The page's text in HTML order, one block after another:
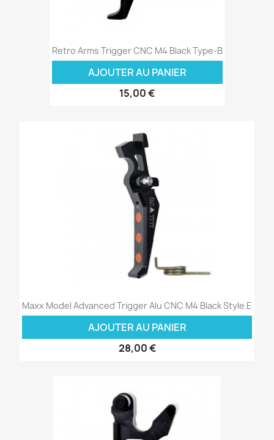
Retro Arms Trigger CNC M4 Black Type-B
AJOUTER AU PANIER
15,00 €
Maxx Model Advanced Trigger Alu CNC M4 Black Style E
AJOUTER AU PANIER
28,00 €